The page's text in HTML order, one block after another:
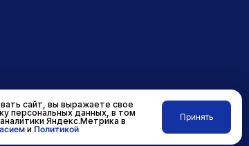
Разработано вRASA
сайт, вы выражаете свое
персональных данных, в том
Яндекс.Метрика в
и Политикой
Принять